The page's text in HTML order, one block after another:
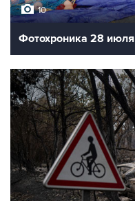
10
Фотохроника 28 июля